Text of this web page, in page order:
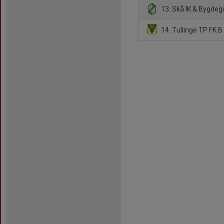
13. Skå IK &
14. Tullinge TP FK B